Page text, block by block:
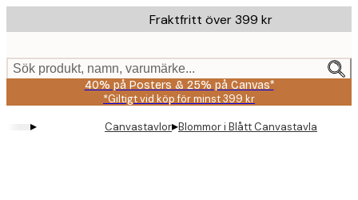
to
content.
Fraktfritt över 399 kr
Sök produkt, namn, varumärke...
40% på Posters & 25% på Canvas*
*Giltigt vid köp för minst 399 kr
▸ Canvastavlor▸Blommor i Blått Canvastavla